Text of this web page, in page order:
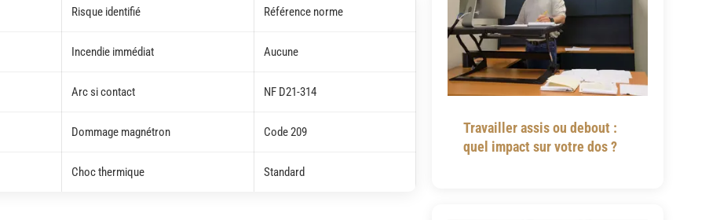
Risque identifié Référence norme
Incendie immédiat Aucune
Arc si contact NF D21-314
Dommage magnétron Code 209
Choc thermique Standard
Travailler assis ou debout :
quel impact sur votre dos ?